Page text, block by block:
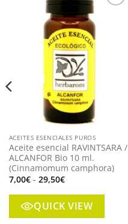
ACEITES ESENCIALES PUROS
Aceite esencial RAVINTSARA /
ALCANFOR Bio 10 ml.
(Cinnamomum camphora)
7,00€ - 29,50€Rango
de
precios:
desde
7,00€
hasta
QUICK VIEW